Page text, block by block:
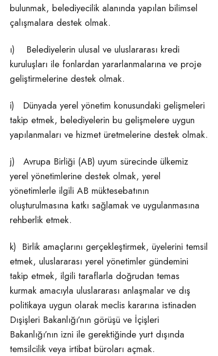
bulunmak, belediyecilik alanında yapılan bilimsel
çalışmalara destek olmak.
ı) Belediyelerin ulusal ve uluslararası kredi
kuruluşları ile fonlardan yararlanmalarına ve proje
geliştirmelerine destek olmak.
i) Dünyada yerel yönetim konusundaki gelişmeleri
takip etmek, belediyelerin bu gelişmelere uygun
yapılanmaları ve hizmet üretmelerine destek olmak.
j) Avrupa Birliği (AB) uyum sürecinde ülkemiz
yerel yönetimlerine destek olmak, yerel
yönetimlerle ilgili AB müktesebatının
oluşturulmasına katkı sağlamak ve uygulanmasına
rehberlik etmek.
k) Birlik amaçlarını gerçekleştirmek, üyelerini temsil
etmek, uluslararası yerel yönetimler gündemini
takip etmek, ilgili taraflarla doğrudan temas
kurmak amacıyla uluslararası anlaşmalar ve dış
politikaya uygun olarak meclis kararına istinaden
Dışişleri Bakanlığı’nın görüşü ve İçişleri
Bakanlığı’nın izni ile gerektiğinde yurt dışında
temsilcilik veya irtibat büroları açmak.